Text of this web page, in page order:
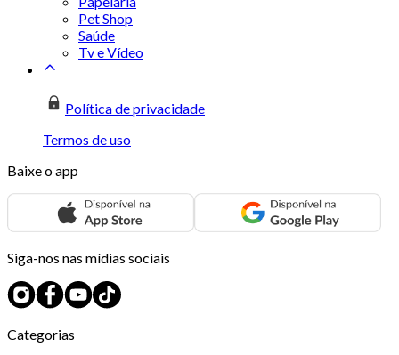
Pet Shop
Saúde
Tv e Vídeo
Política de privacidade
Termos de uso
Baixe o app
Siga-nos nas mídias sociais
Categorias